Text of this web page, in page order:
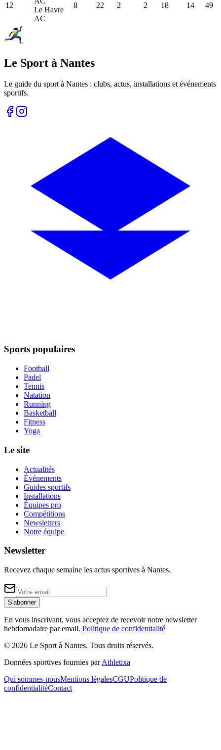
12
Le Havre
AC
8 22 2 2 18 14 49
Le Sport à Nantes
Le guide du sport à Nantes : clubs, actus, installations et événements
sportifs.
Sports populaires
Football
Padel
Tennis
Natation
Running
Basketball
Fitness
Yoga
Le site
Actualités
Événements
Guides sportifs
Installations
Équipes pro
Compétitions
Newsletters
Notre équipe
Newsletter
Recevez chaque semaine les actus sportives à Nantes.
S'abonner
En vous inscrivant, vous acceptez de recevoir notre newsletter
hebdomadaire par email. Politique de confidentialité
© 2026 Le Sport à Nantes. Tous droits réservés.
Données sportives fournies par Athletixa
Qui sommes-nousMentions légalesCGUPolitique de
confidentialitéContact